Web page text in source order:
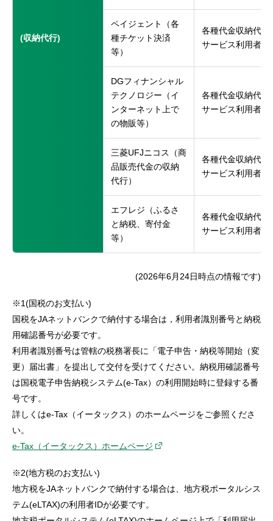
(収納代行)
ペイジェント（各
種チケット決済
等）
各種代金収納代行
サービス利用者
DGフィナンシャル
テクノロジー（イ
ンターネット上で
の物販等）
各種代金収納代行
サービス利用者
三菱UFJニコス（商
品販売代金の収納
代行）
各種代金収納代行
サービス利用者
エフレジ（ふるさ
と納税、寄付金
等）
各種代金収納代行
サービス利用者
(2026年6月24日時点の情報です)
※1(国税のお支払い)
国税をJAネットバンクで納付する場合は，利用者識別番号と納税
用確認番号が必要です。
利用者識別番号は管轄の税務署長に「電子申告・納税等開始（変
更）届出書」を提出して交付を受けてください。納税用確認番号
は国税電子申告納税システム(e-Tax）の利用開始時に登録する番
号です。
詳しくはe-Tax（イータックス）のホームページをご参照くださ
い。
e-Tax（イータックス）ホームページ
※2(地方税のお支払い)
地方税をJAネットバンクで納付する場合は、地方税ポータルシス
テム(eLTAX)の利用者IDが必要です。